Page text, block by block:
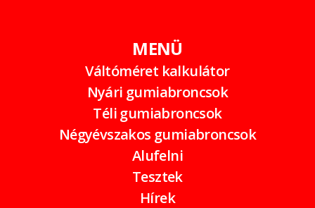
MENÜ
Váltóméret kalkulátor
Nyári gumiabroncsok
Téli gumiabroncsok
Négyévszakos gumiabroncsok
Alufelni
Tesztek
Hírek